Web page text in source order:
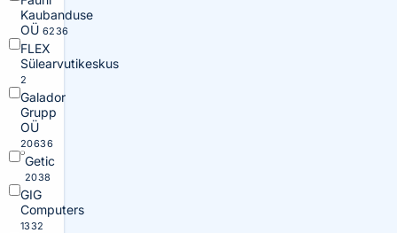
Kaubanduse
OÜ 6236
FLEX
Sülearvutikeskus
2
Galador
Grupp
OÜ
20636
Getic
2038
GIG
Computers
1332